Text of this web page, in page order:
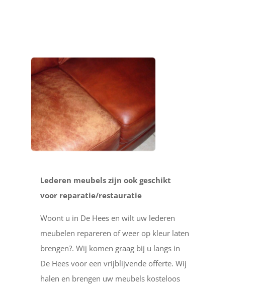
Lederen meubels zijn ook geschikt
voor reparatie/restauratie
Woont u in De Hees en wilt uw lederen
meubelen repareren of weer op kleur laten
brengen?. Wij komen graag bij u langs in
De Hees voor een vrijblijvende offerte. Wij
halen en brengen uw meubels kosteloos